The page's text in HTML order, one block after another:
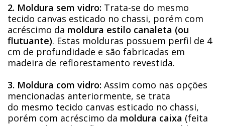
2. Moldura sem vidro: Trata-se do mesmo
tecido canvas esticado no chassi, porém com
acréscimo da moldura estilo canaleta (ou
flutuante). Estas molduras possuem perfil de 4
cm de profundidade e são fabricadas em
madeira de reflorestamento revestida.
3. Moldura com vidro: Assim como nas opções
mencionadas anteriormente, se trata
do mesmo tecido canvas esticado no chassi,
porém com acréscimo da moldura caixa (feita